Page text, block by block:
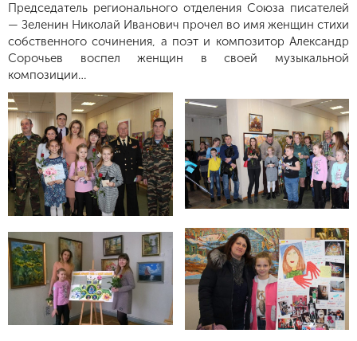
Председатель регионального отделения Союза писателей
— Зеленин Николай Иванович прочел во имя женщин стихи
собственного сочинения, а поэт и композитор Александр
Сорочьев воспел женщин в своей музыкальной
композиции…